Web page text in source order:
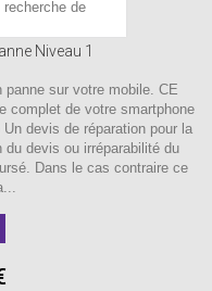
Niveau 1
sur votre mobile. CE
complet de votre smartphone
devis de réparation pour la
devis ou irréparabilité du
Dans le cas contraire ce